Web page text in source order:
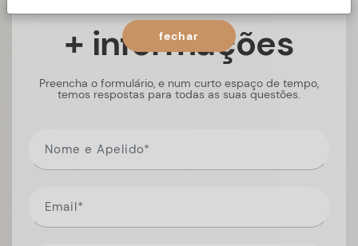
+ informações
Preencha o formulário, e num curto espaço de tempo,
temos respostas para todas as suas questões.
fechar